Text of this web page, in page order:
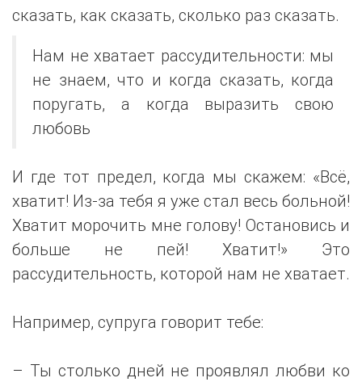
сказать, как сказать, сколько раз сказать.
Нам не хватает рассудительности: мы
не знаем, что и когда сказать, когда
поругать, а когда выразить свою
любовь
И где тот предел, когда мы скажем: «Всё,
хватит! Из-за тебя я уже стал весь больной!
Хватит морочить мне голову! Остановись и
больше не пей! Хватит!» Это
рассудительность, которой нам не хватает.
Например, супруга говорит тебе:
– Ты столько дней не проявлял любви ко